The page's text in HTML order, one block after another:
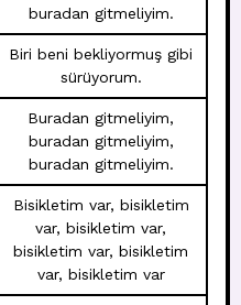
buradan gitmeliyim.
Biri beni bekliyormuş gibi
sürüyorum.
Buradan gitmeliyim,
buradan gitmeliyim,
buradan gitmeliyim.
Bisikletim var, bisikletim
var, bisikletim var,
bisikletim var, bisikletim
var, bisikletim var